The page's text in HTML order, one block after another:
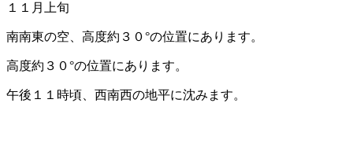
１１月上旬
南南東の空、高度約３０°の位置にあります。
高度約３０°の位置にあります。
午後１１時頃、西南西の地平に沈みます。